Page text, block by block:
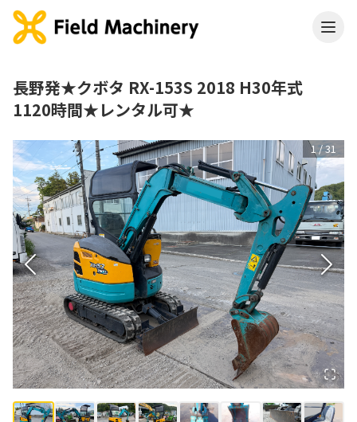
長野発★クボタ RX-153S 2018 H30年式
1120時間★レンタル可★
1/31